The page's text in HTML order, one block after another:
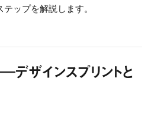
ップを解説します。
ザインスプリントと